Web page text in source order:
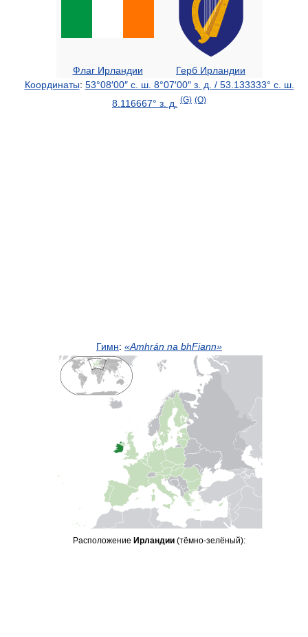
Флаг Ирландии
Герб Ирландии
Координаты: 53°08′00″ с. ш. 8°07′00″ з. д. / 53.133333° с. ш.
8.116667° з. д.
(G) (O)
Гимн: «Amhrán na bhFiann»
Расположение Ирландии (тёмно-зелёный):